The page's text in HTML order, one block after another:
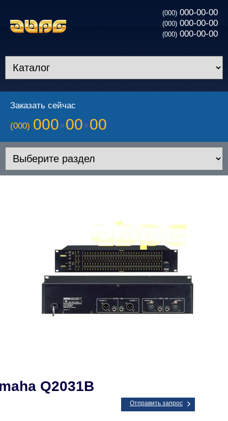
(000) 000-00-00
(000) 000-00-00
(000) 000-00-00
Заказать сейчас
(000) 000 00 00
Q2031B
Отправить запрос